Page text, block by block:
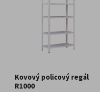
Kovový policový regál
R1000